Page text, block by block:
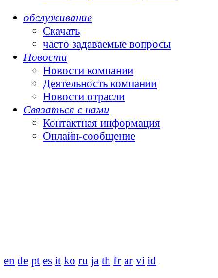
обслуживание
Скачать
часто задаваемые вопросы
Новости
Новости компании
Деятельность компании
Новости отрасли
Связаться с нами
Контактная информация
Онлайн-сообщение
en de pt es it ko ru ja th fr ar vi id